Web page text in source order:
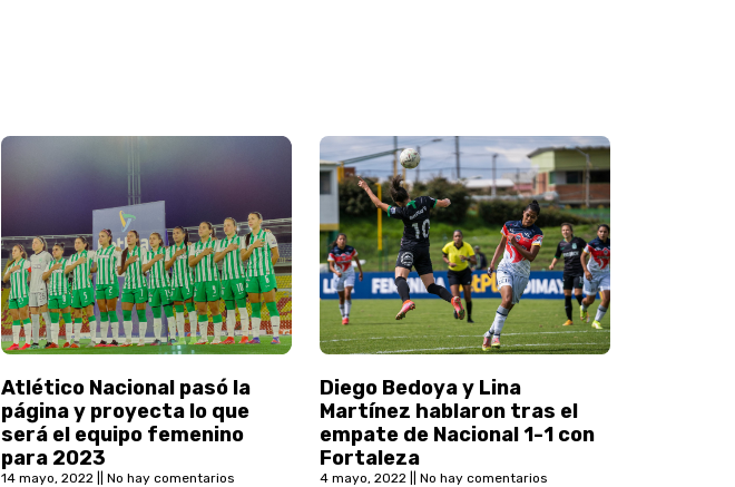
Atlético Nacional pasó la
página y proyecta lo que
será el equipo femenino
para 2023
14 mayo, 2022 No hay comentarios
Diego Bedoya y Lina
Martínez hablaron tras el
empate de Nacional 1-1 con
Fortaleza
4 mayo, 2022 No hay comentarios